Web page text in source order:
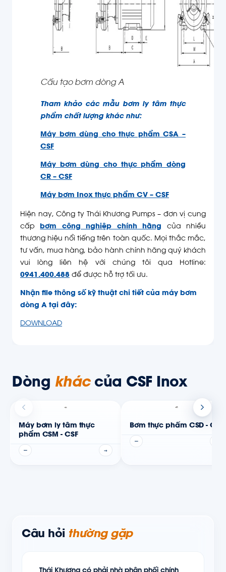
Cấu tạo bơm dòng A
Tham khảo các mẫu bơm ly tâm thực
phẩm chất lượng khác như:
Máy bơm dùng cho thực phẩm CSA –
CSF
Máy bơm dùng cho thực phẩm dòng
CR – CSF
Máy bơm Inox thực phẩm CV – CSF
Hiện nay, Công ty Thái Khương Pumps – đơn vị cung
cấp
bơm công nghiệp chính hãng của nhiều
thương hiệu nổi tiếng trên toàn quốc. Mọi thắc mắc,
tư vấn, mua hàng, bảo hành chính hãng quý khách
vui lòng liên hệ với chúng tôi qua Hotline:
0941.400.488 để được hỗ trợ tối ưu.
Nhận file thông số kỹ thuật chi tiết của máy bơm
dòng A tại đây:
DOWNLOAD
Dòng kháccủa CSF Inox
Máy bơm ly tâm thực
phẩm CSM - CSF
— →
Bơm thực phẩm CSD - CSF
—
Câu hỏi thường gặp